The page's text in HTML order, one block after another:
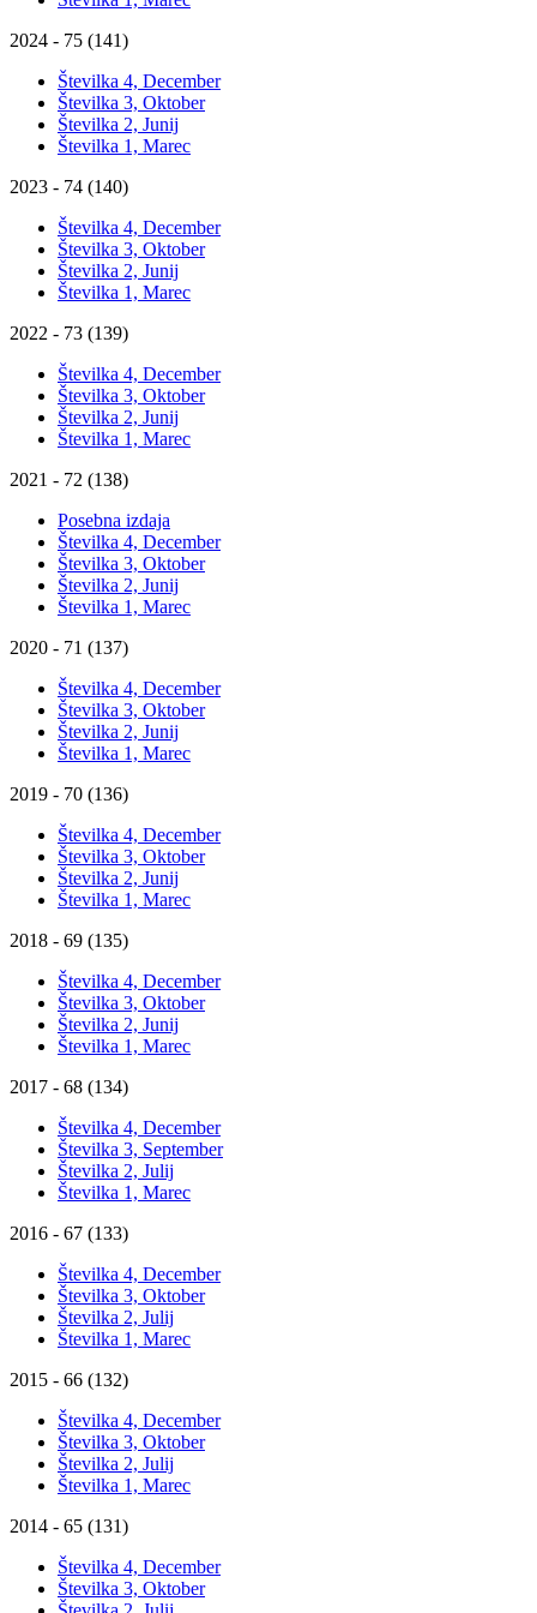
2024 - 75 (141)
Številka 4, December
Številka 3, Oktober
Številka 2, Junij
Številka 1, Marec
2023 - 74 (140)
Številka 4, December
Številka 3, Oktober
Številka 2, Junij
Številka 1, Marec
2022 - 73 (139)
Številka 4, December
Številka 3, Oktober
Številka 2, Junij
Številka 1, Marec
2021 - 72 (138)
Posebna izdaja
Številka 4, December
Številka 3, Oktober
Številka 2, Junij
Številka 1, Marec
2020 - 71 (137)
Številka 4, December
Številka 3, Oktober
Številka 2, Junij
Številka 1, Marec
2019 - 70 (136)
Številka 4, December
Številka 3, Oktober
Številka 2, Junij
Številka 1, Marec
2018 - 69 (135)
Številka 4, December
Številka 3, Oktober
Številka 2, Junij
Številka 1, Marec
2017 - 68 (134)
Številka 4, December
Številka 3, September
Številka 2, Julij
Številka 1, Marec
2016 - 67 (133)
Številka 4, December
Številka 3, Oktober
Številka 2, Julij
Številka 1, Marec
2015 - 66 (132)
Številka 4, December
Številka 3, Oktober
Številka 2, Julij
Številka 1, Marec
2014 - 65 (131)
Številka 4, December
Številka 3, Oktober